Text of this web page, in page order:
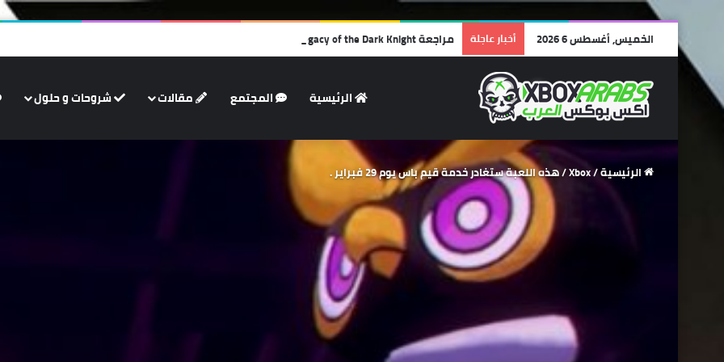
الخميس, أغسطس 6 2026 أخبار عاجلة مراجعة Lego Batman: Legacy of the Dark Knight | أفضل ألعاب الليجو… وأجمل رسالة حب لشخصية باتمان!
الرئيسية المجتمع مقالات شروحات و حلول
الرئيسية/
Xbox
/هذه اللعبة ستغادر خدمة قيم باس يوم 29 فبراير .